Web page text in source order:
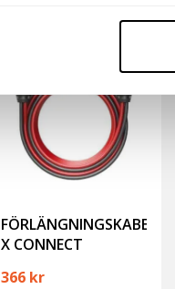
FÖRLÄNGNINGSKABEL
X CONNECT
366 kr